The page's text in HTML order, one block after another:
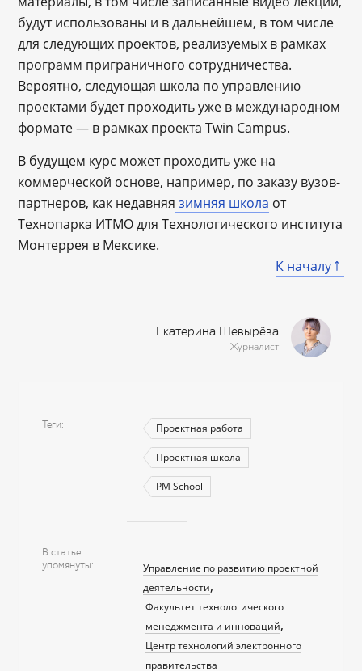
будут использованы и в дальнейшем, в том числе
для следующих проектов, реализуемых в рамках
программ приграничного сотрудничества.
Вероятно, следующая школа по управлению
проектами будет проходить уже в международном
формате — в рамках проекта Twin Campus.
В будущем курс может проходить уже на
коммерческой основе, например, по заказу вузов-
партнеров, как недавняя зимняя школа от
Технопарка ИТМО для Технологического института
Монтеррея в Мексике.
К началу
Екатерина Шевырёва
Журналист
Теги Проектная работа
Проектная школа
PM School
В статье
упомянуты
Управление по развитию проектной
деятельности
Факультет технологического
менеджмента и инноваций
Центр технологий электронного
правительства